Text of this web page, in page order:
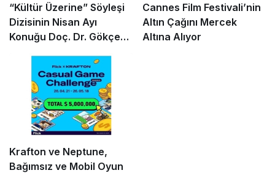
“Kültür Üzerine” Söyleşi
Dizisinin Nisan Ayı
Konuğu Doç. Dr. Gökçe
Cannes Film Festivali’nin
Altın Çağını Mercek
Altına Alıyor
Krafton ve Neptune,
Bağımsız ve Mobil Oyun